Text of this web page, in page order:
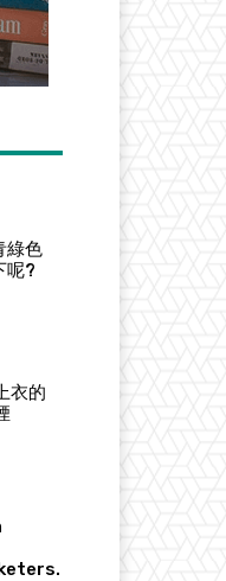
綠色
呢?
衣的